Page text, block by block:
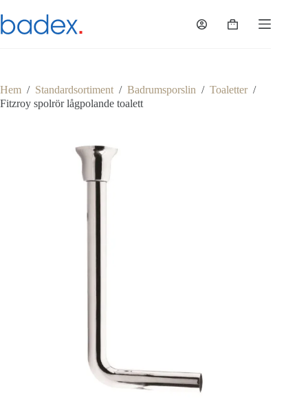
till
innehåll
Varukorg
Hem / Standardsortiment / Badrumsporslin / Toaletter /
Fitzroy spolrör lågpolande toalett